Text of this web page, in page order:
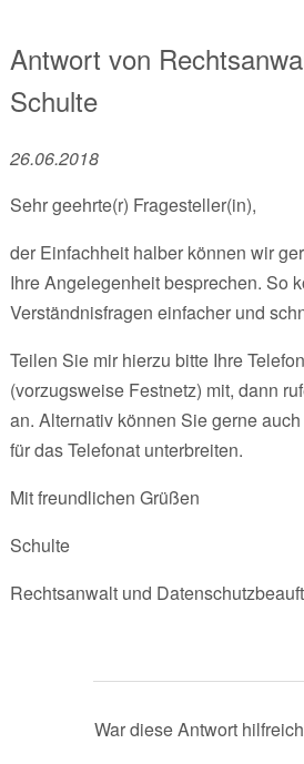
Antwort von
Schulte
26.06.2018
Sehr geehrte(r) Fragesteller(in),
der Einfachheit halber können wir
Ihre Angelegenheit besprechen. So
Verständnisfragen einfacher und
Teilen Sie mir hierzu bitte Ihre
(vorzugsweise Festnetz) mit, dann
an. Alternativ können Sie gerne
für das Telefonat unterbreiten.
Mit freundlichen Grüßen
Schulte
Rechtsanwalt und
War diese Antwort